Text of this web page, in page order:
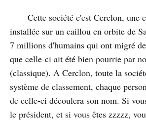
Cette société c'est Cerclon, une
installée sur un caillou en orbite de
7 millions d'humains qui ont migré
que celle-ci ait été bien pourrie par
(classique). A Cerclon, toute la
système de classement, chaque
de celle-ci découlera son nom. Si
le président, et si vous êtes zzzzz,